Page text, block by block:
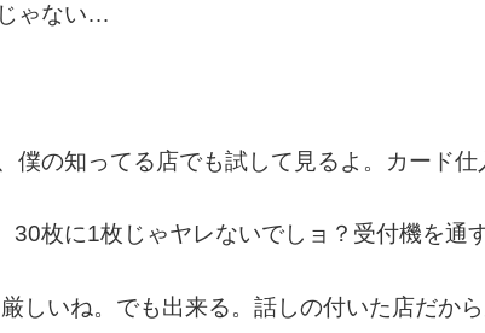
ゃない…
僕の知ってる店でも試して見るよ。カード仕
30枚に1枚じゃヤレないでしョ？受付機を通
しいね。でも出来る。話しの付いた店だか